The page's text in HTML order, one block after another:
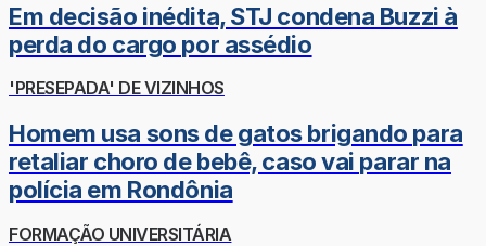
Em decisão inédita, STJ condena Buzzi à
perda do cargo por assédio
'PRESEPADA' DE VIZINHOS
Homem usa sons de gatos brigando para
retaliar choro de bebê, caso vai parar na
polícia em Rondônia
FORMAÇÃO UNIVERSITÁRIA